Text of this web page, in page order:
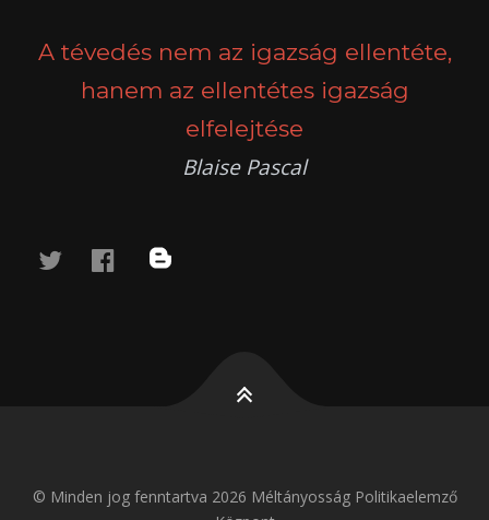
A tévedés nem az igazság ellentéte,
hanem az ellentétes igazság
elfelejtése
Blaise Pascal
twitterfacebook
blog
© Minden jog fenntartva 2026 Méltányosság Politikaelemző